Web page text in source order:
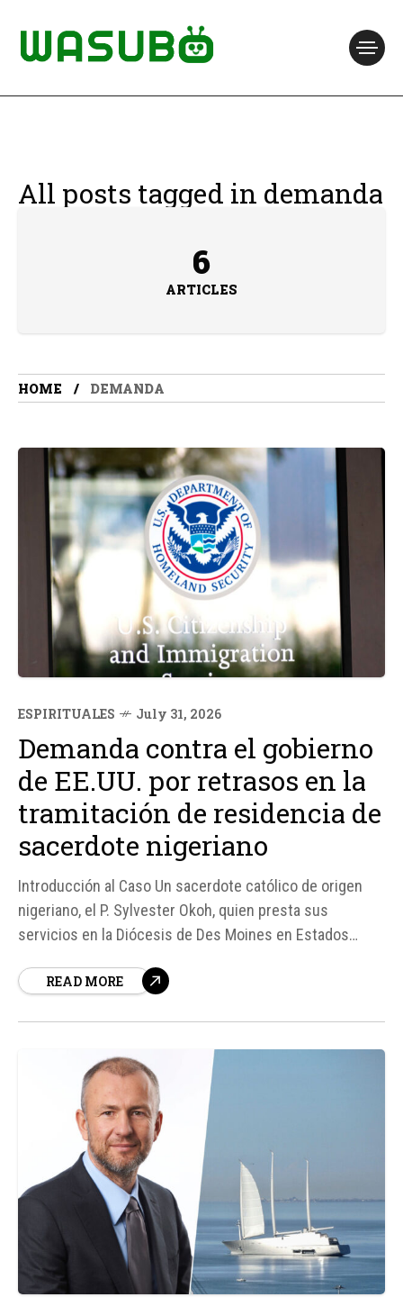
All posts tagged in demanda
6
ARTICLES
HOME DEMANDA
ESPIRITUALES July 31, 2026
Demanda contra el gobierno
de EE.UU. por retrasos en la
tramitación de residencia de
sacerdote nigeriano
Introducción al Caso Un sacerdote católico de origen
nigeriano, el P. Sylvester Okoh, quien presta sus
servicios en la Diócesis de Des Moines en Estados
significativos retrasos en la tramitación de su solicitud
READ MORE